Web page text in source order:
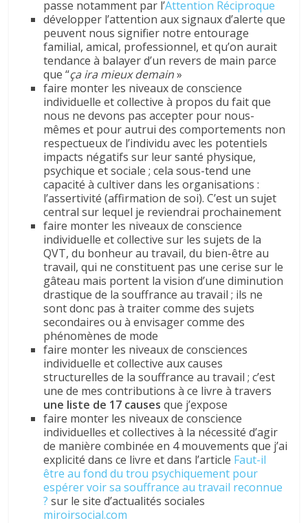
passe notamment par l’Attention Réciproque
développer l’attention aux signaux d’alerte que
peuvent nous signifier notre entourage
familial, amical, professionnel, et qu’on aurait
tendance à balayer d’un revers de main parce
que “ça ira mieux demain»
faire monter les niveaux de conscience
individuelle et collective à propos du fait que
nous ne devons pas accepter pour nous-
mêmes et pour autrui des comportements non
respectueux de l’individu avec les potentiels
impacts négatifs sur leur santé physique,
psychique et sociale ; cela sous-tend une
capacité à cultiver dans les organisations :
l’assertivité (affirmation de soi). C’est un sujet
central sur lequel je reviendrai prochainement
faire monter les niveaux de conscience
individuelle et collective sur les sujets de la
QVT, du bonheur au travail, du bien-être au
travail, qui ne constituent pas une cerise sur le
gâteau mais portent la vision d’une diminution
drastique de la souffrance au travail ; ils ne
sont donc pas à traiter comme des sujets
secondaires ou à envisager comme des
phénomènes de mode
faire monter les niveaux de consciences
individuelle et collective aux causes
structurelles de la souffrance au travail ; c’est
une de mes contributions à ce livre à travers
une liste de 17 causes que j’expose
faire monter les niveaux de conscience
individuelles et collectives à la nécessité d’agir
de manière combinée en 4 mouvements que j’ai
explicité dans ce livre et dans l’article Faut-il
être au fond du trou psychiquement pour
espérer voir sa souffrance au travail reconnue
? sur le site d’actualités sociales
miroirsocial.com